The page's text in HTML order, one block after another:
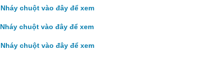
Nháy chuột vào đây để xem
Nháy chuột vào đây để xem
Nháy chuột vào đây để xem